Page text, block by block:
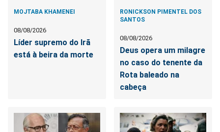
MOJTABA KHAMENEI
08/08/2026
Líder supremo do Irã
está à beira da morte
RONICKSON PIMENTEL DOS
SANTOS
08/08/2026
Deus opera um milagre
no caso do tenente da
Rota baleado na
cabeça